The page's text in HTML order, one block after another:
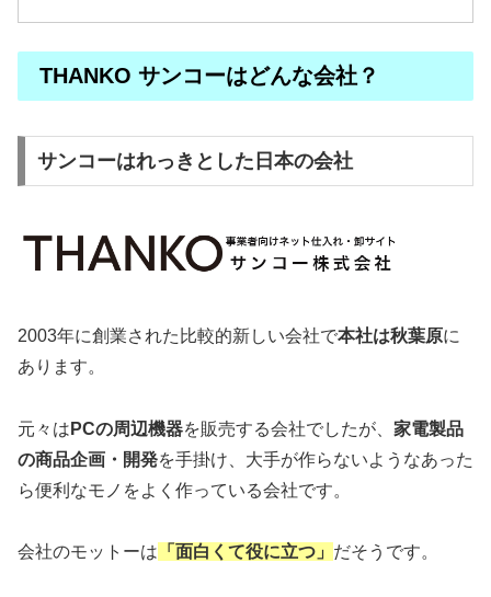
THANKO サンコーはどんな会社？
サンコーはれっきとした日本の会社
2003年に創業された比較的新しい会社で本社は秋葉原に
あります。
元々は PCの周辺機器を販売する会社でしたが、 家電製品
の商品企画・開発を手掛け、大手が作らないようなあった
ら便利なモノをよく作っている会社です。
会社のモットーは 「面白くて役に立つ」 だそうです。